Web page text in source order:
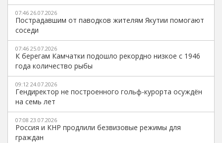
07:46 26.07.2026
Пострадавшим от паводков жителям Якутии помогают
соседи
07:46 25.07.2026
К берегам Камчатки подошло рекордно низкое с 1946
года количество рыбы
09:12 24.07.2026
Гендиректор не построенного гольф-курорта осуждён
на семь лет
07:08 23.07.2026
Россия и КНР продлили безвизовые режимы для
граждан